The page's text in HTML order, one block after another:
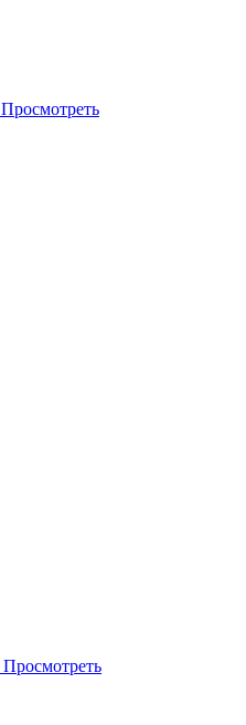
Просмотреть
Просмотреть